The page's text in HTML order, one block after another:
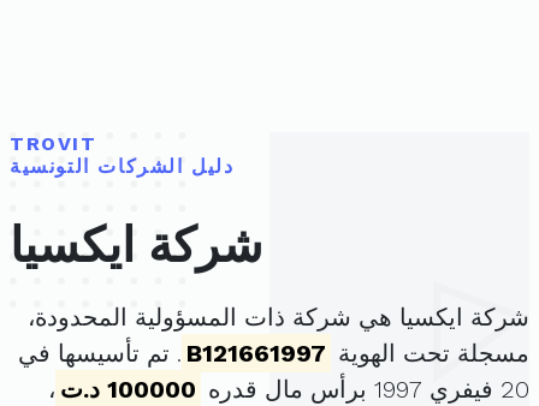
TROVIT
دليل الشركات التونسية
شركة ايكسيا
شركة ايكسيا هي شركة ذات المسؤولية المحدودة،
مسجلة تحت الهوية B121661997 . تم تأسيسها في
20 فيفري 1997 برأس مال قدره
100000 د.ت
،